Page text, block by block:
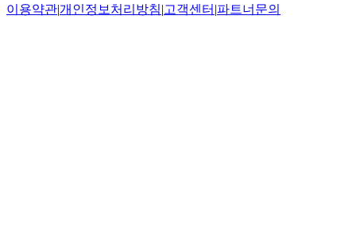
이용약관|개인정보처리방침|고객센터 |파트너문의